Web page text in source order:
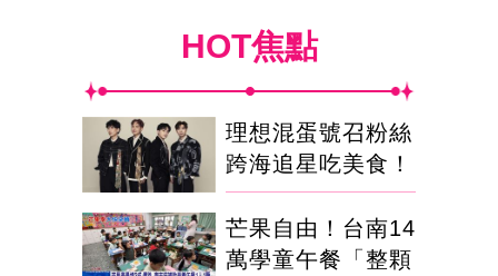
HOT焦點
理想混蛋號召粉絲
跨海追星吃美食！
芒果自由！台南14
萬學童午餐「整顆